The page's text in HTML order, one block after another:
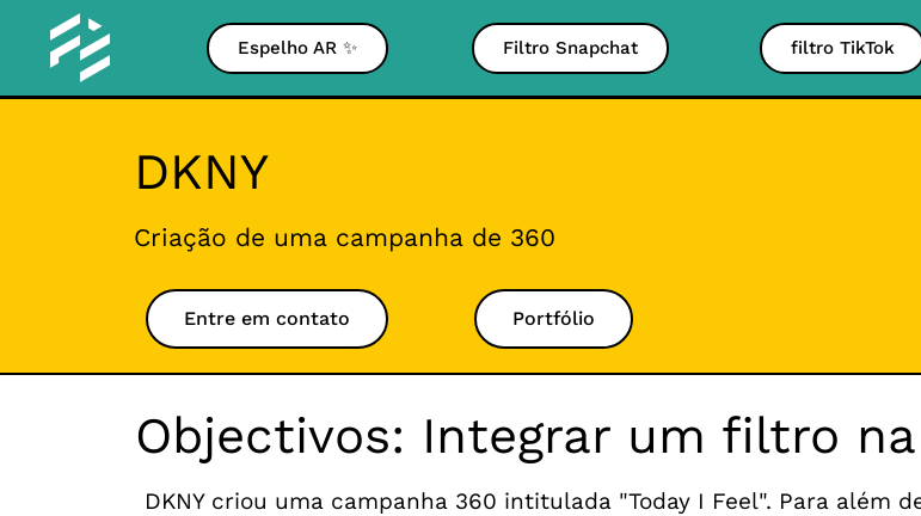
Espelho AR ✨ Filtro Snapchat filtro TikTok
DKNY
Criação de uma campanha de 360
Entre em contato Portfólio
Objectivos: Integrar um filtro
DKNY criou uma campanha 360 intitulada "Today I Feel". Para além